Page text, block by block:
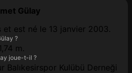
Gülay
et est né le 13 janvier 2003.
?
m.
joue-t-il ?
Balıkesirspor Kulübü Derneği